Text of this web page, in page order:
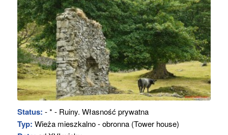
Status: - * - Ruiny. Własność prywatna
Typ: Wieża mieszkalno - obronna (Tower house)